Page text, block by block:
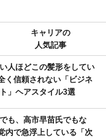
キャリアの
人気記事
人ほどこの髪形をしてい
く信頼されない「ビジネ
」ヘアスタイル3選
も、高市早苗氏でもな
内で急浮上している「次